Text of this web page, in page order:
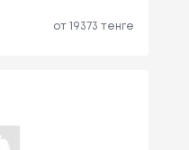
от 19373 тенге